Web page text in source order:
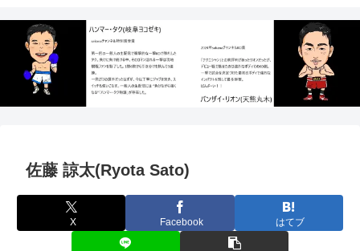
佐藤 諒太(Ryota Sato)
X Facebook はてブ